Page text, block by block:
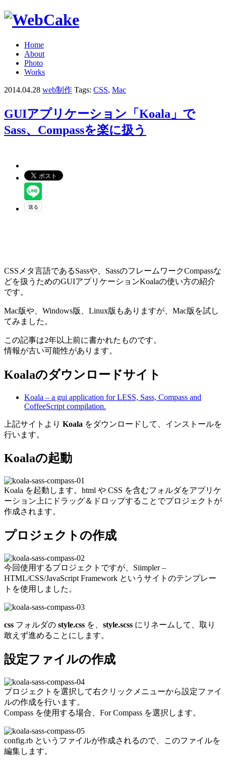
Home
About
Photo
Works
2014.04.28 web制作 Tags: CSS, Mac
GUIアプリケーション「Koala」で
Sass、Compassを楽に扱う
CSSメタ言語であるSassや、SassのフレームワークCompassな
どを扱うためのGUIアプリケーションKoalaの使い方の紹介
です。
Mac版や、Windows版、Linux版もありますが、Mac版を試し
てみました。
この記事は2年以上前に書かれたものです。
情報が古い可能性があります。
Koalaのダウンロードサイト
Koala – a gui application for LESS, Sass, Compass and
CoffeeScript compilation.
上記サイトより Koala をダウンロードして、インストールを
行います。
Koalaの起動
Koala を起動します。html や CSS を含むフォルダをアプリケ
ーション上にドラッグ＆ドロップすることでプロジェクトが
作成されます。
プロジェクトの作成
今回使用するプロジェクトですが、Siimpler –
HTML/CSS/JavaScript Framework というサイトのテンプレー
トを使用しました。
css フォルダの style.css を、 style.scss にリネームして、取り
敢えず進めることにします。
設定ファイルの作成
プロジェクトを選択して右クリックメニューから設定ファイ
ルの作成を行います。
Compass を使用する場合、For Compass を選択します。
config.rb というファイルが作成されるので、このファイルを
編集します。